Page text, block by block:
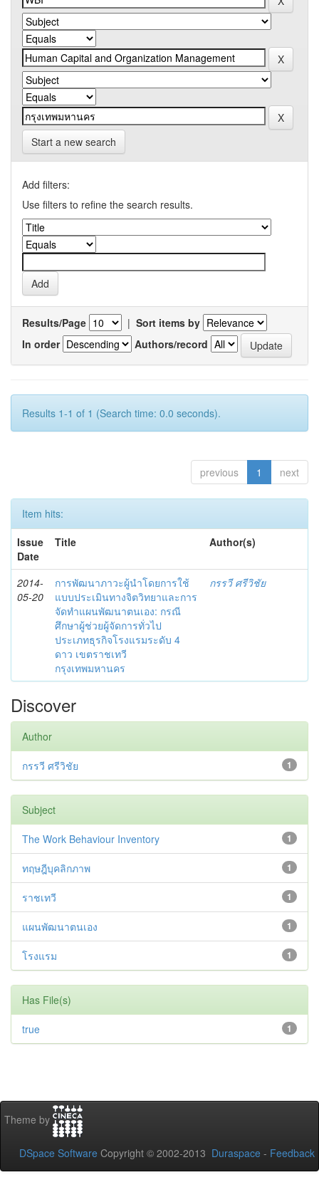
Start a new search
Add filters:
Use filters to refine the search results.
Results/Page | Sort items by
In order
Authors/record
Results 1-1 of 1 (Search time: 0.0 seconds).
previous 1 next
Item hits:
Issue
Date
Title Author(s)
2014-
05-20
การพัฒนาภาวะผู้นำโดยการใช้
แบบประเมินทางจิตวิทยาและการ
จัดทำแผนพัฒนาตนเอง: กรณี
ศึกษาผู้ช่วยผู้จัดการทั่วไป
ประเภทธุรกิจโรงแรมระดับ 4
ดาว เขตราชเทวี
กรุงเทพมหานคร
กรรวี ศรีวิชัย
Discover
Author
1
กรรวี ศรีวิชัย
Subject
1
The Work Behaviour Inventory
1
ทฤษฎีบุคลิกภาพ
1
ราชเทวี
1
แผนพัฒนาตนเอง
1
โรงแรม
Has File(s)
1
true
Theme by
DSpace Software Copyright © 2002-2013 Duraspace - Feedback